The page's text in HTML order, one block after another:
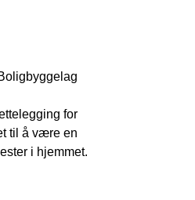
for
til å være en
i hjemmet.